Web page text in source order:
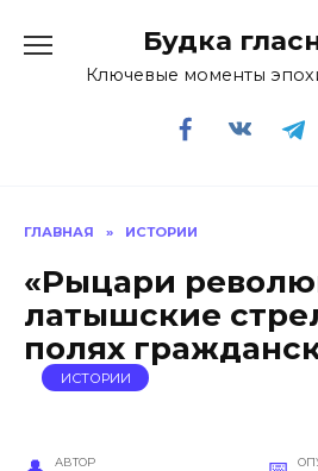
содержанию
Будка
Ключевые моменты
ГЛАВНАЯ » ИСТОРИИ
«Рыцари
латышские
полях
ИСТОРИИ
АВТОР